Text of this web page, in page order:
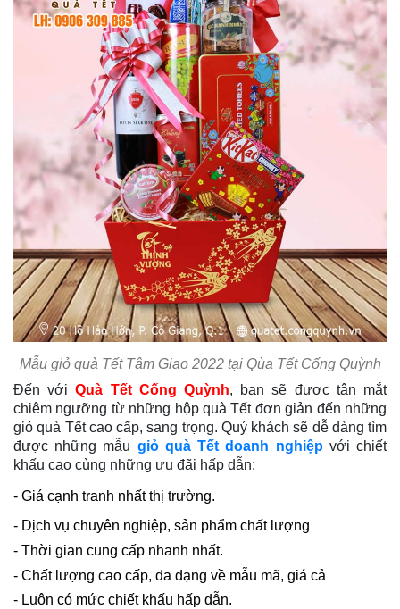
Mẫu giỏ quà Tết Tâm Giao 2022 tại Qùa Tết Cống Quỳnh
Đến vớiQuà Tết Cống Quỳnh, bạn sẽ được tận mắt
chiêm ngưỡng từ những hộp quà Tết đơn giản đến những
giỏ quà Tết cao cấp, sang trọng. Quý khách sẽ dễ dàng tìm
được những mẫu giỏ quà Tết doanh nghiệpvới chiết
khấu cao cùng những ưu đãi hấp dẫn:
- Giá cạnh tranh nhất thị trường.
- Dịch vụ chuyên nghiệp, sản phẩm chất lượng
- Thời gian cung cấp nhanh nhất.
- Chất lượng cao cấp, đa dạng về mẫu mã, giá cả
- Luôn có mức chiết khấu hấp dẫn.